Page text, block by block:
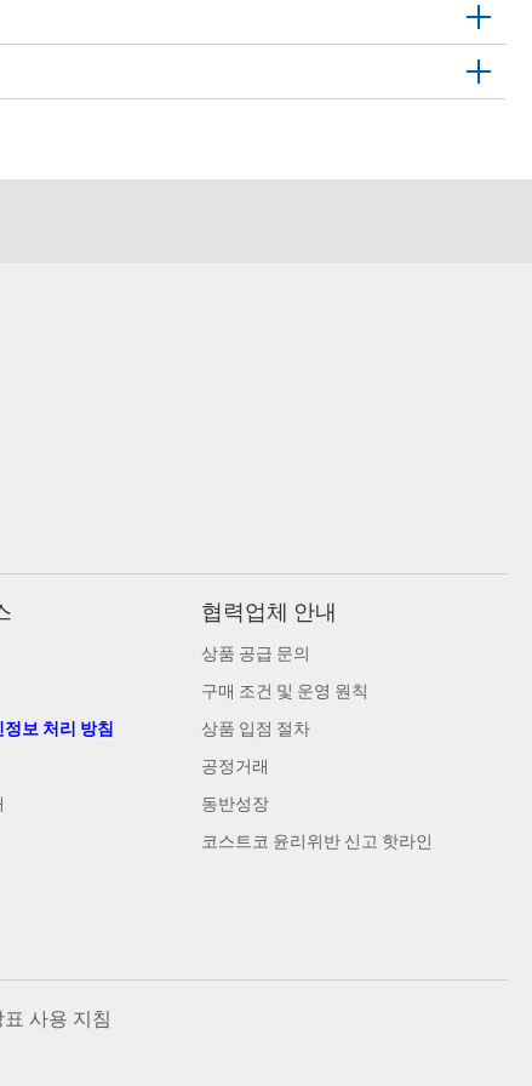
보 처리 방침
협력업체 안내
상품 공급 문의
구매 조건 및 운영 원칙
상품 입점 절차
공정거래
동반성장
코스트코 윤리위반 신고 핫라인
표 사용 지침